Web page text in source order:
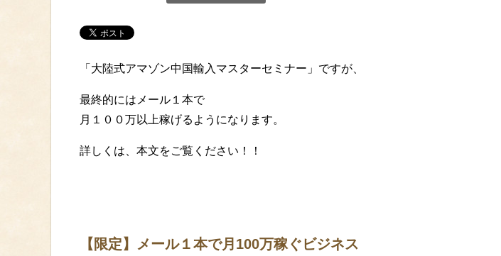
「大陸式アマゾン中国輸入マスターセミナー」ですが、
最終的にはメール１本で
月１００万以上稼げるようになります。
詳しくは、本文をご覧ください！！
【限定】メール１本で月100万稼ぐビジネス